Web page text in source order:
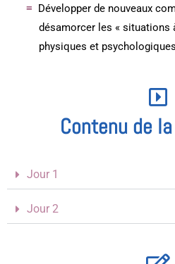
Développer de nouveaux
désamorcer les « situations
physiques et
Contenu de
Jour 1
Jour 2